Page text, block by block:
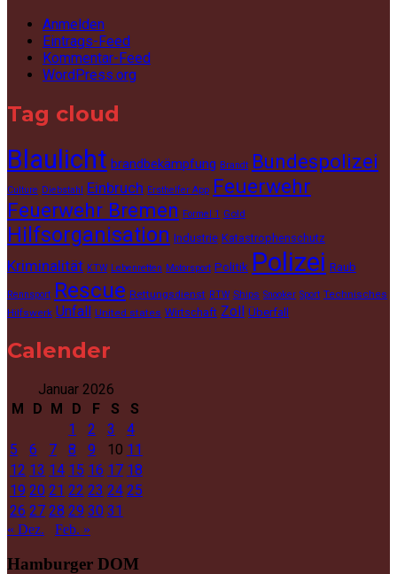
Anmelden
Eintrags-Feed
Kommentar-Feed
WordPress.org
Tag cloud
Blaulicht brandbekämpfung Brandt Bundespolizei
Culture Diebstahl Einbruch Ersthelfer App Feuerwehr
Feuerwehr Bremen
Formel 1 Gold
Hilfsorganisation Industrie Katastrophenschutz
Kriminalität KTW Lebenretten Motorsport Politik Polizei Raub
Rennsport Rescue Rettungsdienst RTW Ships Snooker Sport Technisches
Hilfswerk Unfall United states Wirtschaft Zoll Überfall
Calender
Januar 2026
M
D M D F S
S
1
2 3
4
5
6 7 8 9 10 11
12 13 14 15 16 17 18
19 20 21 22 23 24 25
26 27 28 29 30 31
« Dez. Feb. »
Hamburger DOM